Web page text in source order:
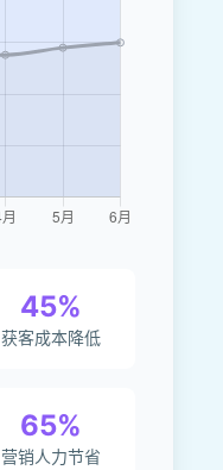
45%
获客成本降低
65%
营销人力节省